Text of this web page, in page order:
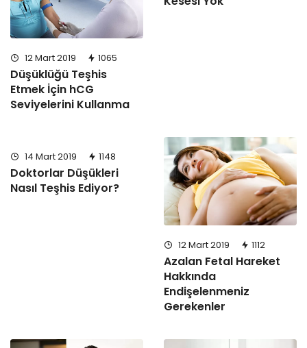
12 Mart 2019 1065
Düşüklüğü Teşhis
Etmek İçin hCG
Seviyelerini Kullanma
14 Mart 2019 1148
Doktorlar Düşükleri
Nasıl Teşhis Ediyor?
12 Mart 2019 1112
Azalan Fetal Hareket
Hakkında
Endişelenmeniz
Gerekenler